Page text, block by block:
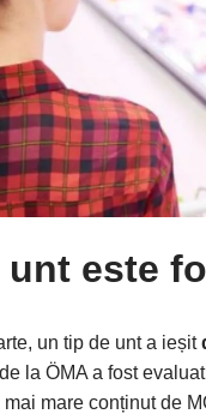
unt este
un tip de unt a ieșit
de la ÖMA a fost
mare conținut de